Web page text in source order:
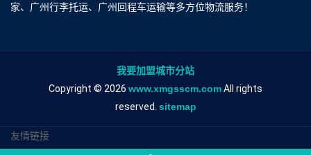
家、广州行李托运、广州回程车运输等多方位物流服务！
我要加盟城市分站
Copyright © 2026 www.xmgsscm.comAll rights
reserved. sitemap
友情链接